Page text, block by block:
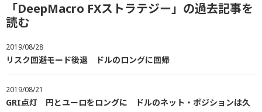
「DeepMacro FXストラテジー」の過去記事を
読む
2019/08/28
リスク回避モード後退 ドルのロングに回帰
2019/08/21
GRI点灯 円とユーロをロングに ドルのネット・ポジションは久